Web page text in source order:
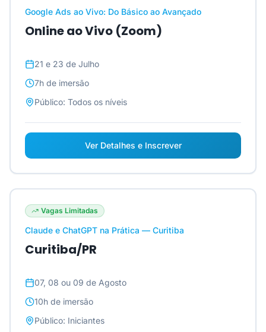
Google Ads ao Vivo: Do Básico ao Avançado
Online ao Vivo (Zoom)
21 e 23 de Julho
7h de imersão
Público: Todos os níveis
Ver Detalhes e Inscrever
Vagas Limitadas
Claude e ChatGPT na Prática — Curitiba
Curitiba/PR
07, 08 ou 09 de Agosto
10h de imersão
Público: Iniciantes